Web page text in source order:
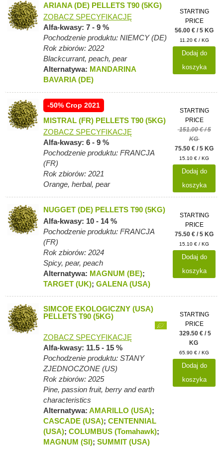
ARIANA (DE) PELLETS T90 (5KG)
ZOBACZ SPECYFIKACJĘ
Alfa-kwasy: 7 - 9 %
Pochodzenie produktu: NIEMCY (DE)
Rok zbiorów: 2022
Blackcurrant, peach, pear
Alternatywa: MANDARINA
BAVARIA (DE)
STARTING
PRICE
56.00 € / 5 KG
11.20 € / KG
Dodaj do
koszyka
-50% Crop 2021
MISTRAL (FR) PELLETS T90 (5KG)
ZOBACZ SPECYFIKACJĘ
Alfa-kwasy: 6 - 9 %
Pochodzenie produktu: FRANCJA
(FR)
Rok zbiorów: 2021
Orange, herbal, pear
STARTING
PRICE
151.00 € / 5
KG
75.50 € / 5 KG
15.10 € / KG
Dodaj do
koszyka
NUGGET (DE) PELLETS T90 (5KG)
Alfa-kwasy: 10 - 14 %
Pochodzenie produktu: FRANCJA
(FR)
Rok zbiorów: 2024
Spicy, pear, peach
Alternatywa: MAGNUM (BE);
TARGET (UK); GALENA (USA)
STARTING
PRICE
75.50 € / 5 KG
15.10 € / KG
Dodaj do
koszyka
SIMCOE EKOLOGICZNY (USA)
PELLETS T90 (5KG)
ZOBACZ SPECYFIKACJĘ
Alfa-kwasy: 11.5 - 15 %
Pochodzenie produktu: STANY
ZJEDNOCZONE (US)
Rok zbiorów: 2025
Pine, passion fruit, berry and earth
characteristics
Alternatywa: AMARILLO (USA);
CASCADE (USA); CENTENNIAL
(USA); COLUMBUS (Tomahawk);
MAGNUM (SI); SUMMIT (USA)
STARTING
PRICE
329.50 € / 5
KG
65.90 € / KG
Dodaj do
koszyka